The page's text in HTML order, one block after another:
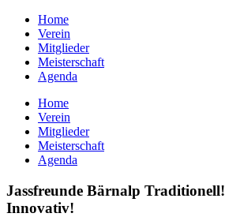
Home
Verein
Mitglieder
Meisterschaft
Agenda
Home
Verein
Mitglieder
Meisterschaft
Agenda
Jassfreunde Bärnalp Traditionell!
Innovativ!